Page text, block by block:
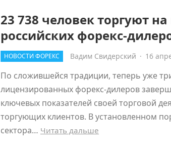
23 738 человек торгуют
российских форекс-
НОВОСТИ ФОРЕКС Вадим Свидерский · 16
По сложившейся традиции, теперь уже
лицензированных форекс-дилеров
ключевых показателей своей торговой
торгующих клиентов. В установленном
сектора… Читать дальше